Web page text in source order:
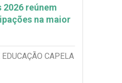
reúnem
na maior
CAPELA